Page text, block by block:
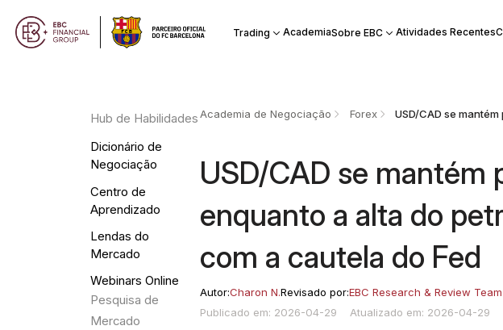
Trading AcademiaSobre EBC Atividades Recentes
Hub de Habilidades
Dicionário de
Negociação
Centro de
Aprendizado
Lendas do
Mercado
Webinars Online
Pesquisa de
Mercado
Academia de Negociação Forex
USD/CAD se mantém
enquanto a alta do
com a cautela do Fed
Autor:Charon N.Revisado por:EBC Research & Review Team
Publicado em: 2026-04-29
Atualizado em: 2026-04-29